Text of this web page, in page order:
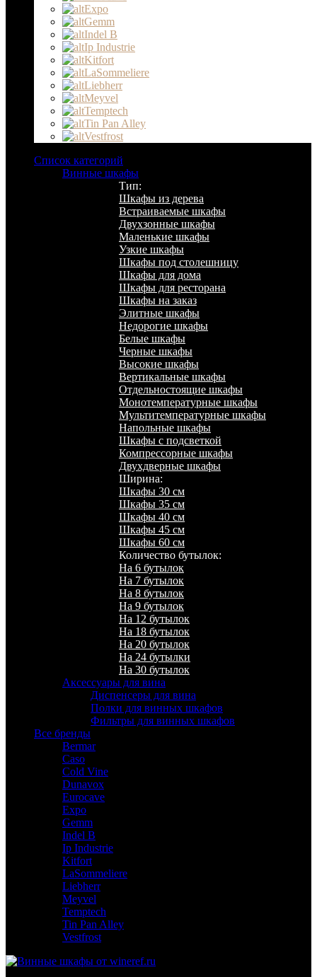
Expo
Gemm
Indel B
Ip Industrie
Kitfort
LaSommeliere
Liebherr
Meyvel
Temptech
Tin Pan Alley
Vestfrost
Список категорий
Винные шкафы
Тип:
Шкафы из дерева
Встраиваемые шкафы
Двухзонные шкафы
Маленькие шкафы
Узкие шкафы
Шкафы под столешницу
Шкафы для дома
Шкафы для ресторана
Шкафы на заказ
Элитные шкафы
Недорогие шкафы
Белые шкафы
Черные шкафы
Высокие шкафы
Вертикальные шкафы
Отдельностоящие шкафы
Монотемпературные шкафы
Мультитемпературные шкафы
Напольные шкафы
Шкафы с подсветкой
Компрессорные шкафы
Двухдверные шкафы
Ширина:
Шкафы 30 см
Шкафы 35 см
Шкафы 40 см
Шкафы 45 см
Шкафы 60 см
Количество бутылок:
На 6 бутылок
На 7 бутылок
На 8 бутылок
На 9 бутылок
На 12 бутылок
На 18 бутылок
На 20 бутылок
На 24 бутылки
На 30 бутылок
Аксессуары для вина
Диспенсеры для вина
Полки для винных шкафов
Фильтры для винных шкафов
Все бренды
Bermar
Caso
Cold Vine
Dunavox
Eurocave
Expo
Gemm
Indel B
Ip Industrie
Kitfort
LaSommeliere
Liebherr
Meyvel
Temptech
Tin Pan Alley
Vestfrost